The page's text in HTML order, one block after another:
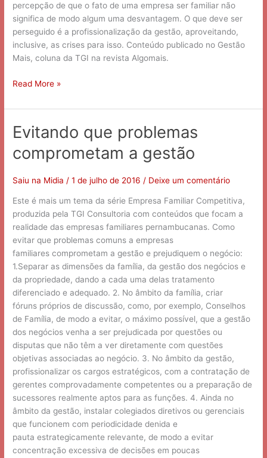
percepção de que o fato de uma empresa ser familiar não
significa de modo algum uma desvantagem. O que deve ser
perseguido é a profissionalização da gestão, aproveitando,
inclusive, as crises para isso. Conteúdo publicado no Gestão
Mais, coluna da TGI na revista Algomais.
Read More »
Evitando que problemas
comprometam a gestão
Saiu na Midia /1 de julho de 2016 / Deixe um comentário
Este é mais um tema da série Empresa Familiar Competitiva,
produzida pela TGI Consultoria com conteúdos que focam a
realidade das empresas familiares pernambucanas. Como
evitar que problemas comuns a empresas
familiares comprometam a gestão e prejudiquem o negócio:
1.Separar as dimensões da família, da gestão dos negócios e
da propriedade, dando a cada uma delas tratamento
diferenciado e adequado. 2. No âmbito da família, criar
fóruns próprios de discussão, como, por exemplo, Conselhos
de Família, de modo a evitar, o máximo possível, que a gestão
dos negócios venha a ser prejudicada por questões ou
disputas que não têm a ver diretamente com questões
objetivas associadas ao negócio. 3. No âmbito da gestão,
profissionalizar os cargos estratégicos, com a contratação de
gerentes comprovadamente competentes ou a preparação de
sucessores realmente aptos para as funções. 4. Ainda no
âmbito da gestão, instalar colegiados diretivos ou gerenciais
que funcionem com periodicidade denida e
pauta estrategicamente relevante, de modo a evitar
concentração excessiva de decisões em poucas
Evitando
que
problemas
a